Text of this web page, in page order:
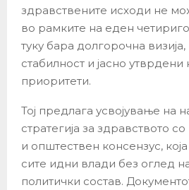
здравствените исходи не
во рамките на еден
туку бара долгорочна
стабилност и јасно
приоритети.
Тој предлага усвојување на
стратегија за здравството
и општествен консензус,
сите идни влади без оглед
политички состав.